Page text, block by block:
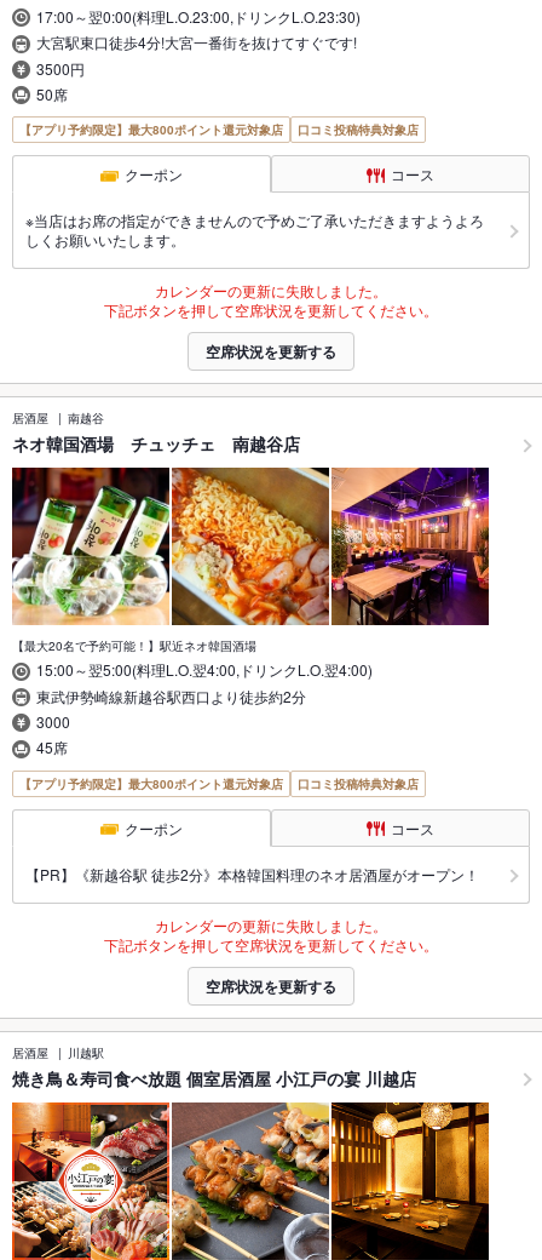
17:00～翌0:00(料理L.O.23:00,ドリンクL.O.23:30)
大宮駅東口徒歩4分!大宮一番街を抜けてすぐです!
3500円
50席
【アプリ予約限定】最大800ポイント還元対象店 口コミ投稿特典対象店
クーポン コース
※当店はお席の指定ができませんので予めご了承いただきますようよろ
しくお願いいたします。
カレンダーの更新に失敗しました。
下記ボタンを押して空席状況を更新してください。
空席状況を更新する
居酒屋 南越谷
ネオ韓国酒場 チュッチェ 南越谷店
【最大20名で予約可能！】駅近ネオ韓国酒場
15:00～翌5:00(料理L.O.翌4:00,ドリンクL.O.翌4:00)
東武伊勢崎線新越谷駅西口より徒歩約2分
3000
45席
【アプリ予約限定】最大800ポイント還元対象店 口コミ投稿特典対象店
クーポン コース
【PR】《新越谷駅 徒歩2分》本格韓国料理のネオ居酒屋がオープン！
カレンダーの更新に失敗しました。
下記ボタンを押して空席状況を更新してください。
空席状況を更新する
居酒屋 川越駅
焼き鳥＆寿司食べ放題 個室居酒屋 小江戸の宴 川越店